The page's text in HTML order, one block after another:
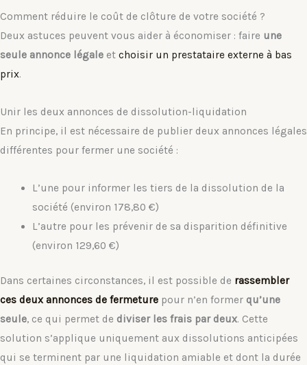
Comment réduire le coût de clôture de votre société ?
Deux astuces peuvent vous aider à économiser : faire une
seule annonce légale et choisir un prestataire externe à bas
prix.
Unir les deux annonces de dissolution-liquidation
En principe, il est nécessaire de publier deux annonces légales
différentes pour fermer une société :
L’une pour informer les tiers de la dissolution de la
société (environ 178,80 €)
L’autre pour les prévenir de sa disparition définitive
(environ 129,60 €)
Dans certaines circonstances, il est possible de rassembler
ces deux annonces de fermeture pour n’en former qu’une
seule, ce qui permet de diviser les frais par deux. Cette
solution s’applique uniquement aux dissolutions anticipées
qui se terminent par une liquidation amiable et dont la durée